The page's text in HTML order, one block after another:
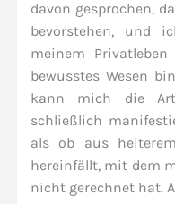
davon gesprochen,
bevorstehen, und
meinem
bewusstes Wesen
kann mich die
schließlich
als ob aus
hereinfällt, mit dem
nicht gerechnet hat.